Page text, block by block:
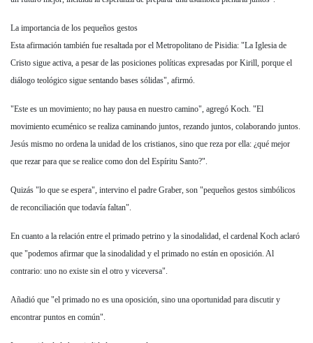
La importancia de los pequeños gestos
Esta afirmación también fue resaltada por el Metropolitano de Pisidia: "La Iglesia de
Cristo sigue activa, a pesar de las posiciones políticas expresadas por Kirill, porque el
diálogo teológico sigue sentando bases sólidas", afirmó.
"Este es un movimiento; no hay pausa en nuestro camino", agregó Koch. "El
movimiento ecuménico se realiza caminando juntos, rezando juntos, colaborando juntos.
Jesús mismo no ordena la unidad de los cristianos, sino que reza por ella: ¿qué mejor
que rezar para que se realice como don del Espíritu Santo?".
Quizás "lo que se espera", intervino el padre Graber, son "pequeños gestos simbólicos
de reconciliación que todavía faltan".
En cuanto a la relación entre el primado petrino y la sinodalidad, el cardenal Koch aclaró
que "podemos afirmar que la sinodalidad y el primado no están en oposición. Al
contrario: uno no existe sin el otro y viceversa".
Añadió que "el primado no es una oposición, sino una oportunidad para discutir y
encontrar puntos en común".